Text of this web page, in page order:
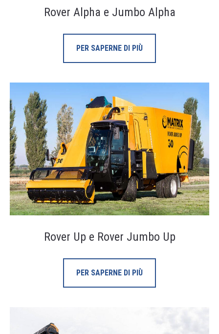
Rover Alpha e Jumbo Alpha
PER SAPERNE DI PIÙ
Rover Up e Rover Jumbo Up
PER SAPERNE DI PIÙ